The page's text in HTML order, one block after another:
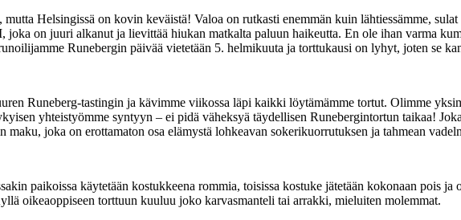
mutta Helsingissä on kovin keväistä! Valoa on rutkasti enemmän kuin lähtiessämme,
on juuri alkanut ja lievittää hiukan matkalta paluun haikeutta. En ole ihan varma
Runebergin päivää vietetään 5. helmikuuta ja torttukausi on lyhyt, joten se
Runeberg-tastingin ja kävimme viikossa läpi kaikki löytämämme tortut. Olimme
yhteistyömme syntyyn – ei pidä väheksyä täydellisen Runebergintortun taikaa!
maku, joka on erottamaton osa elämystä lohkeavan sokerikuorrutuksen ja tahmean
paikoissa käytetään kostukkeena rommia, toisissa kostuke jätetään kokonaan pois
oikeaoppiseen torttuun kuuluu joko karvasmanteli tai arrakki, mieluiten molemmat.